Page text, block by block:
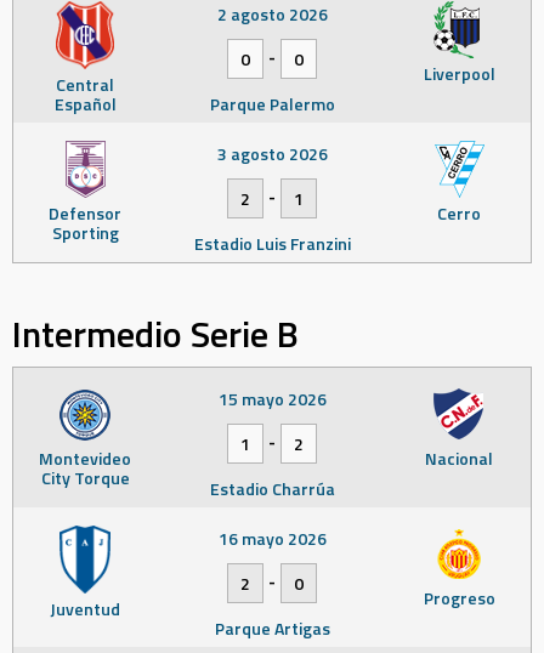
Central
Español
Liverpool
2 agosto 2026
0
-
0
Parque Palermo
Defensor
Sporting
Cerro
3 agosto 2026
2
-
1
Estadio Luis Franzini
Intermedio Serie B
Montevideo
City Torque
Nacional
15 mayo 2026
1
-
2
Estadio Charrúa
Juventud Progreso
16 mayo 2026
2
-
0
Parque Artigas